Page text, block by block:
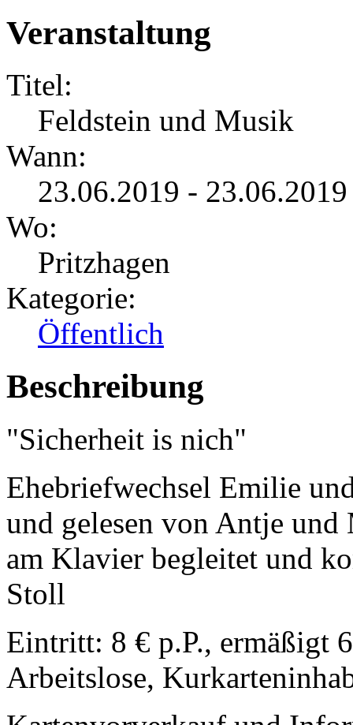
Veranstaltung
Titel:
Feldstein und Musik
Wann:
23.06.2019 -
Wo:
Pritzhagen
Kategorie:
Öffentlich
Beschreibung
"Sicherheit is nich"
Ehebriefwechsel Emilie
und gelesen von Antje und
am Klavier begleitet und
Stoll
Eintritt: 8 € p.P., ermäßigt
Arbeitslose,